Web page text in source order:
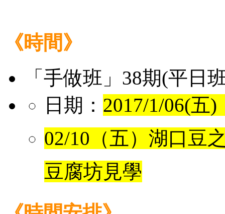
《時間》
「手做班」38期(平日
日期： 2017/1/06(五
02/10（五） 湖口豆
豆腐坊見學